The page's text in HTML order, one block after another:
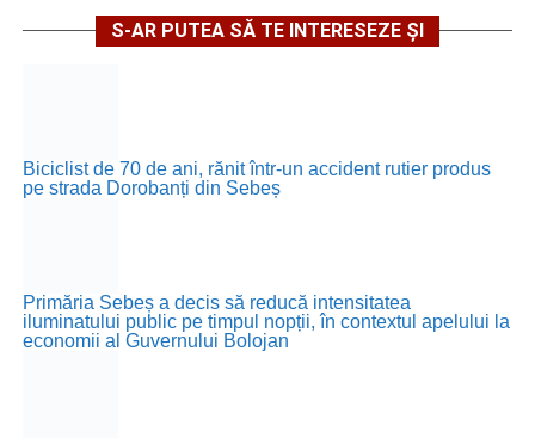
S-AR PUTEA SĂ TE INTERESEZE ȘI
Biciclist de 70 de ani, rănit într-un accident rutier produs
pe strada Dorobanți din Sebeș
Primăria Sebeș a decis să reducă intensitatea
iluminatului public pe timpul nopții, în contextul apelului la
economii al Guvernului Bolojan